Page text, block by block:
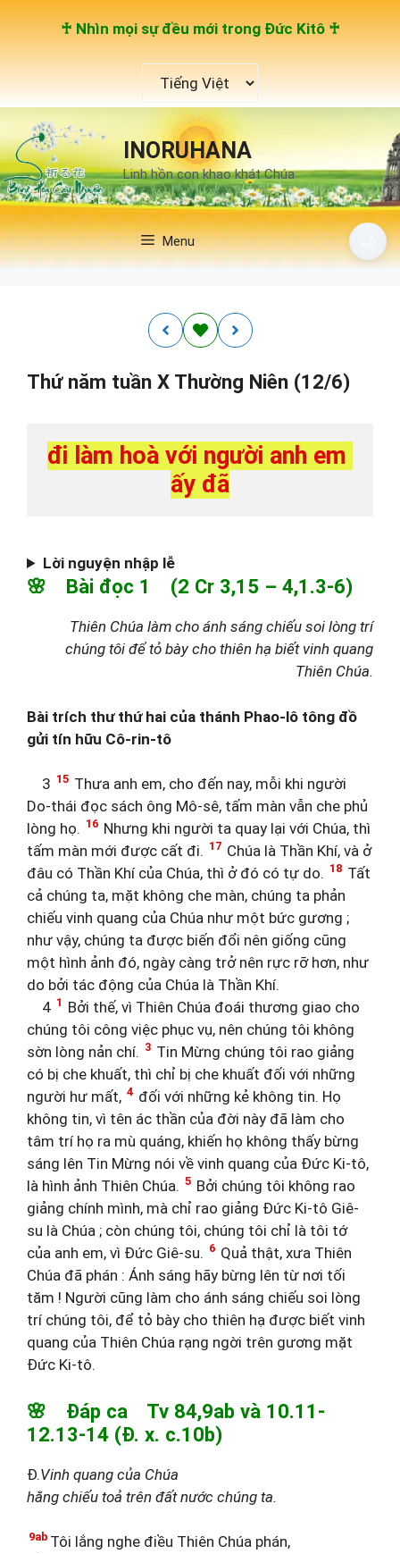
♰ Nhìn mọi sự đều mới trong Đức Kitô ♰
ngôn
ngữ
INORUHANA
Linh hồn con khao khát Chúa
Menu
Thứ năm tuần X Thường Niên (12/6)
đi làm hoà với người anh em
ấy đã
Lời nguyện nhập lễ
🌸 Bài đọc 1 (2 Cr 3,15 – 4,1.3-6)
Thiên Chúa làm cho ánh sáng chiếu soi lòng trí
chúng tôi để tỏ bày cho thiên hạ biết vinh quang
Thiên Chúa.
Bài trích thư thứ hai của thánh Phao-lô tông đồ
gửi tín hữu Cô-rin-tô
3 15 Thưa anh em, cho đến nay, mỗi khi người
Do-thái đọc sách ông Mô-sê, tấm màn vẫn che phủ
lòng họ. 16 Nhưng khi người ta quay lại với Chúa, thì
tấm màn mới được cất đi. 17 Chúa là Thần Khí, và ở
đâu có Thần Khí của Chúa, thì ở đó có tự do. 18 Tất
cả chúng ta, mặt không che màn, chúng ta phản
chiếu vinh quang của Chúa như một bức gương ;
như vậy, chúng ta được biến đổi nên giống cũng
một hình ảnh đó, ngày càng trở nên rực rỡ hơn, như
do bởi tác động của Chúa là Thần Khí.
4 1 Bởi thế, vì Thiên Chúa đoái thương giao cho
chúng tôi công việc phục vụ, nên chúng tôi không
sờn lòng nản chí. 3 Tin Mừng chúng tôi rao giảng
có bị che khuất, thì chỉ bị che khuất đối với những
người hư mất, 4 đối với những kẻ không tin. Họ
không tin, vì tên ác thần của đời này đã làm cho
tâm trí họ ra mù quáng, khiến họ không thấy bừng
sáng lên Tin Mừng nói về vinh quang của Đức Ki-tô,
là hình ảnh Thiên Chúa. 5 Bởi chúng tôi không rao
giảng chính mình, mà chỉ rao giảng Đức Ki-tô Giê-
su là Chúa ; còn chúng tôi, chúng tôi chỉ là tôi tớ
của anh em, vì Đức Giê-su. 6 Quả thật, xưa Thiên
Chúa đã phán : Ánh sáng hãy bừng lên từ nơi tối
tăm ! Người cũng làm cho ánh sáng chiếu soi lòng
trí chúng tôi, để tỏ bày cho thiên hạ được biết vinh
quang của Thiên Chúa rạng ngời trên gương mặt
Đức Ki-tô.
🌸 Đáp ca Tv 84,9ab và 10.11-
12.13-14 (Đ. x. c.10b)
Đ.Vinh quang của Chúa
hằng chiếu toả trên đất nước chúng ta.
9ab Tôi lắng nghe điều Thiên Chúa phán,